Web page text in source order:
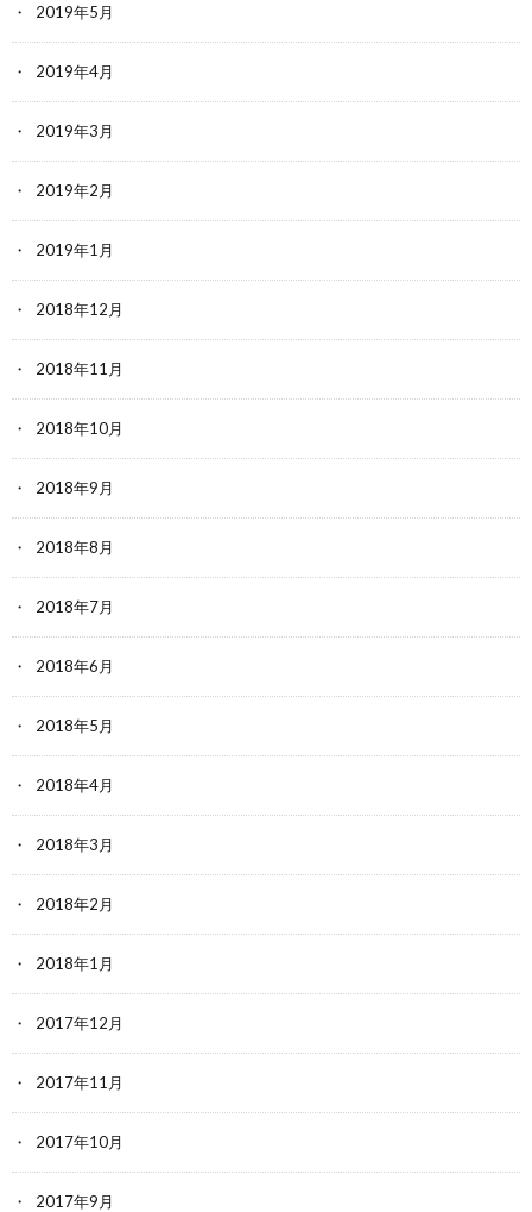
2019年5月
2019年4月
2019年3月
2019年2月
2019年1月
2018年12月
2018年11月
2018年10月
2018年9月
2018年8月
2018年7月
2018年6月
2018年5月
2018年4月
2018年3月
2018年2月
2018年1月
2017年12月
2017年11月
2017年10月
2017年9月